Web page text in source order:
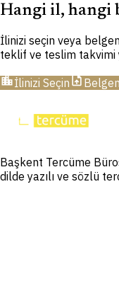
Hangi il, hangi
İlinizi seçin veya
teklif ve teslim takvimi
location_cityİlinizi Seçinupload_file
Başkent Tercüme
dilde yazılı ve sözlü